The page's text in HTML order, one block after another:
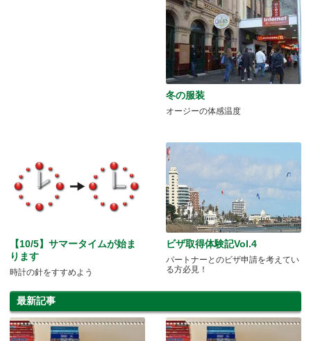
冬の服装
オージーの体感温度
【10/5】サマータイムが始ま
ります
時計の針をすすめよう
ビザ取得体験記Vol.4
パートナーとのビザ申請を考えてい
る方必見！
最新記事